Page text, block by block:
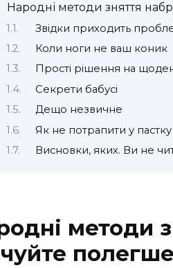
Народні методи зняття
Звідки приходить
Коли ноги не ваш коник
Прості рішення на
Секрети бабусі
Дещо незвичне
Як не потрапити у пастку
Висновки, яких. Ви не
методи